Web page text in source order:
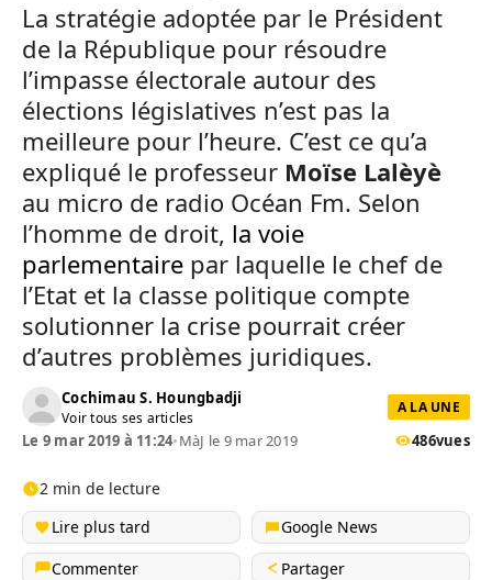
La stratégie adoptée par le Président
de la République pour résoudre
l’impasse électorale autour des
élections législatives n’est pas la
meilleure pour l’heure. C’est ce qu’a
expliqué le professeur Moïse Lalèyè
au micro de radio Océan Fm. Selon
l’homme de droit, la voie
parlementaire par laquelle le chef de
l’Etat et la classe politique compte
solutionner la crise pourrait créer
d’autres problèmes juridiques.
Cochimau S. Houngbadji
Voir tous ses articles
A LA UNE
Le 9 mar 2019 à 11:24•MàJ le 9 mar 2019 486vues
2 min de lecture
Lire plus tard
Google News
Commenter
Partager